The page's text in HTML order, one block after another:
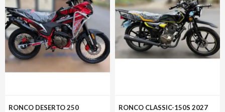
RONCO DESERTO 250 RONCO CLASSIC-150S 2027